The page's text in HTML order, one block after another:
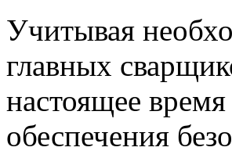
Учитывая
главных
настоящее
обеспечения